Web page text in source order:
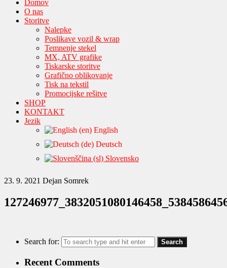
Domov
O nas
Storitve
Nalepke
Poslikave vozil & wrap
Temnenje stekel
MX, ATV grafike
Tiskarske storitve
Grafično oblikovanje
Tisk na tekstil
Promocijske rešitve
SHOP
KONTAKT
Jezik
English
Deutsch
Slovensko
23. 9. 2021 Dejan Somrek
Search for:
Recent Comments